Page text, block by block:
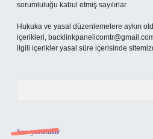
sorumluluğu kabul etmiş sayılırlar.
Hukuka ve yasal düzenlemelere aykırı
içerikleri,
ilgili içerikler yasal süre içerisinde
Son yorumlar